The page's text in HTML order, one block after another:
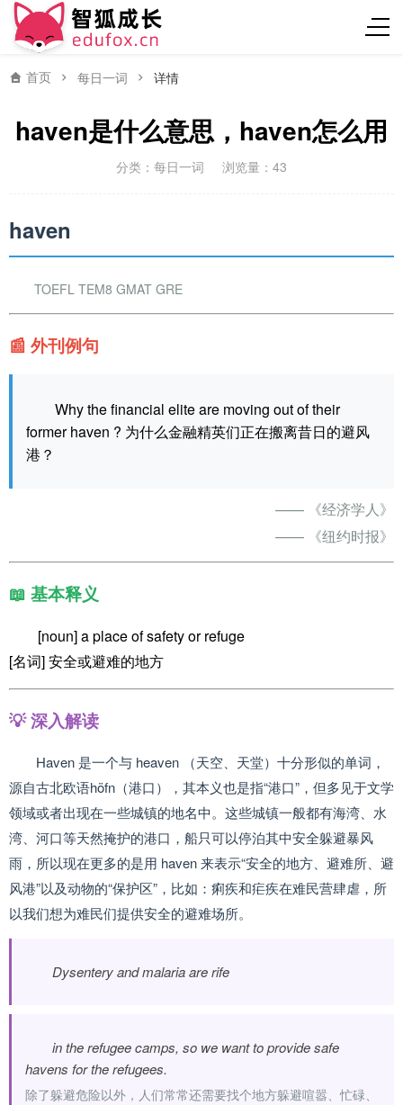
首页 每日一词 详情
haven是什么意思，haven怎么用
分类： 每日一词 浏览量：43
haven
TOEFL TEM8 GMAT GRE
📰 外刊例句
Why the financial elite are moving out of their
former haven ? 为什么金融精英们正在搬离昔日的避风
港？
—— 《经济学人》
—— 《纽约时报》
📖 基本释义
[noun] a place of safety or refuge
[名词] 安全或避难的地方
💡 深入解读
Haven 是一个与 heaven （天空、天堂）十分形似的单词，
源自古北欧语höfn（港口），其本义也是指“港口”，但多见于文学
领域或者出现在一些城镇的地名中。这些城镇一般都有海湾、水
湾、河口等天然掩护的港口，船只可以停泊其中安全躲避暴风
雨，所以现在更多的是用 haven 来表示“安全的地方、避难所、避
风港”以及动物的“保护区”，比如：痢疾和疟疾在难民营肆虐，所
以我们想为难民们提供安全的避难场所。
Dysentery and malaria are rife
in the refugee camps, so we want to provide safe
havens for the refugees.
除了躲避危险以外，人们常常还需要找个地方躲避喧嚣、忙碌、